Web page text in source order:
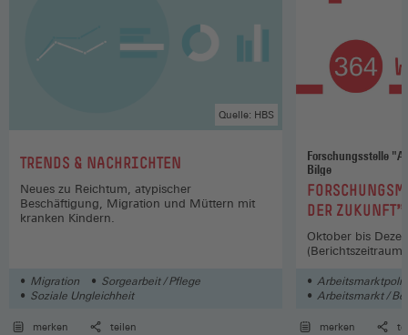
:
TRENDS & NACHRICHTEN
Quelle: HBS
Neues zu Reichtum, atypischer
Beschäftigung, Migration und Müttern mit
kranken Kindern.
Migration
Sorgearbeit / Pflege
Soziale Ungleichheit
merken teilen
Forschungsstelle
Bilge
:
DER
Oktober bis
(Berichtszeitraum)
Arbeitsmarkt /
merken